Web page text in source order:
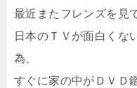
最近またフレンズを見
日本のＴＶが面白くな
為、
すぐに家の中がＤＶＤ